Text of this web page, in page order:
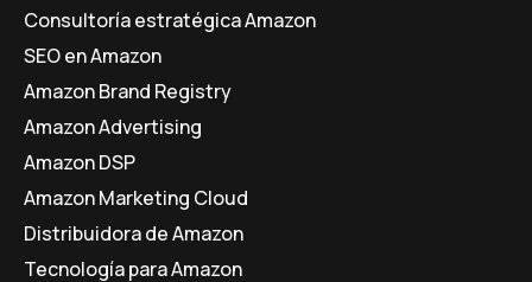
Consultoría estratégica Amazon
SEO en Amazon
Amazon Brand Registry
Amazon Advertising
Amazon DSP
Amazon Marketing Cloud
Distribuidora de Amazon
Tecnología para Amazon